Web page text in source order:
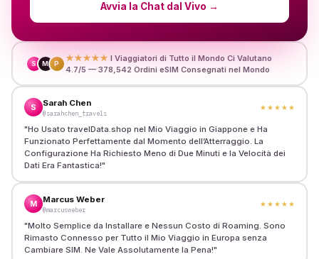
Avvia la Chat dal Vivo →
S M P
★★★★★ I Viaggiatori di Tutto il Mondo Ci Valutano
4.7/5 — 378,542 Ordini eSIM Consegnati nel Mondo
S Sarah Chen
@sarahchen_travels
★★★★★
"Ho Usato travelData.shop nel Mio Viaggio in Giappone e Ha
Funzionato Perfettamente dal Momento dell’Atterraggio. La
Configurazione Ha Richiesto Meno di Due Minuti e la Velocità dei
Dati Era Fantastica!"
M Marcus Weber
@marcusweber
★★★★★
"Molto Semplice da Installare e Nessun Costo di Roaming. Sono
Rimasto Connesso per Tutto il Mio Viaggio in Europa senza
Cambiare SIM. Ne Vale Assolutamente la Pena!"